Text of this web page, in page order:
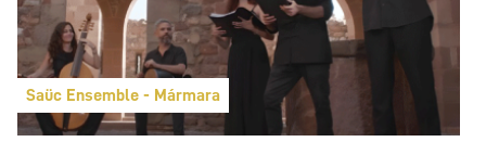
Saüc Ensemble - Mármara